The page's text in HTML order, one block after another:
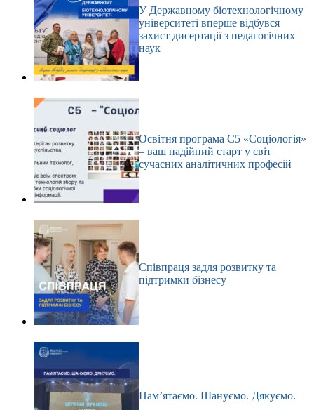
У Державному біотехнологічному
університеті вперше відбувся
захист дисертації з педагогічних
наук
Освітня програма С5 «Соціологія»
– ваш надійний старт у світ
сучасних аналітичних професій
Співпраця задля розвитку та
підтримки бізнесу
Пам’ятаємо. Шануємо. Дякуємо.